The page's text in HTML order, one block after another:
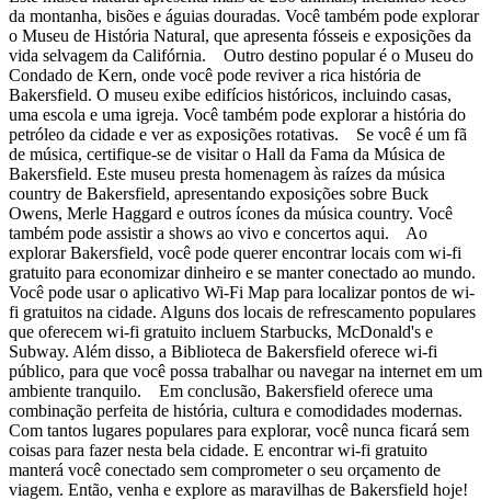
da montanha, bisões e águias douradas. Você também pode explorar
o Museu de História Natural, que apresenta fósseis e exposições da
vida selvagem da Califórnia. Outro destino popular é o Museu do
Condado de Kern, onde você pode reviver a rica história de
Bakersfield. O museu exibe edifícios históricos, incluindo casas,
uma escola e uma igreja. Você também pode explorar a história do
petróleo da cidade e ver as exposições rotativas. Se você é um fã
de música, certifique-se de visitar o Hall da Fama da Música de
Bakersfield. Este museu presta homenagem às raízes da música
country de Bakersfield, apresentando exposições sobre Buck
Owens, Merle Haggard e outros ícones da música country. Você
também pode assistir a shows ao vivo e concertos aqui. Ao
explorar Bakersfield, você pode querer encontrar locais com wi-fi
gratuito para economizar dinheiro e se manter conectado ao mundo.
Você pode usar o aplicativo Wi-Fi Map para localizar pontos de wi-
fi gratuitos na cidade. Alguns dos locais de refrescamento populares
que oferecem wi-fi gratuito incluem Starbucks, McDonald's e
Subway. Além disso, a Biblioteca de Bakersfield oferece wi-fi
público, para que você possa trabalhar ou navegar na internet em um
ambiente tranquilo. Em conclusão, Bakersfield oferece uma
combinação perfeita de história, cultura e comodidades modernas.
Com tantos lugares populares para explorar, você nunca ficará sem
coisas para fazer nesta bela cidade. E encontrar wi-fi gratuito
manterá você conectado sem comprometer o seu orçamento de
viagem. Então, venha e explore as maravilhas de Bakersfield hoje!